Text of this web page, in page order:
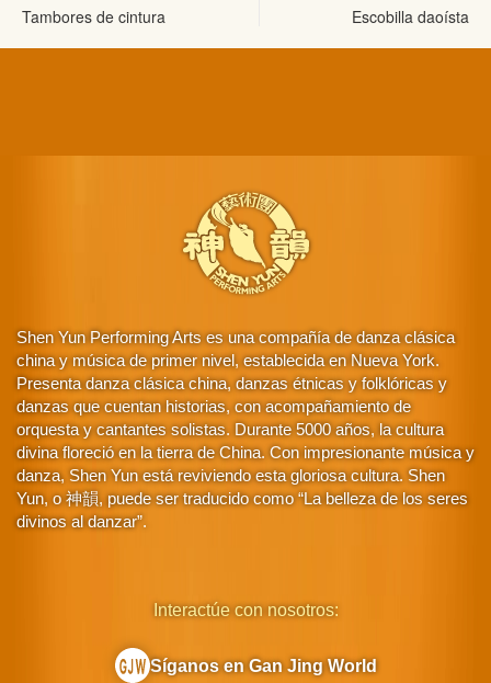
Tambores de cintura Escobilla daoísta
Shen Yun Performing Arts es una compañía de danza clásica
china y música de primer nivel, establecida en Nueva York.
Presenta danza clásica china, danzas étnicas y folklóricas y
danzas que cuentan historias, con acompañamiento de
orquesta y cantantes solistas. Durante 5000 años, la cultura
divina floreció en la tierra de China. Con impresionante música y
danza, Shen Yun está reviviendo esta gloriosa cultura. Shen
Yun, o 神韻, puede ser traducido como “La belleza de los seres
divinos al danzar”.
Interactúe con nosotros:
Síganos en Gan Jing World